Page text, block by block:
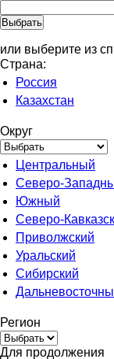
или выберите из
Страна:
Россия
Казахстан
Округ
Центральный
Северо-
Южный
Северо-
Приволжский
Уральский
Сибирский
Регион
Для продолжения